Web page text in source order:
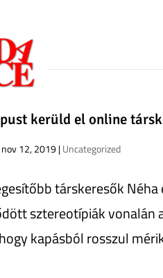
kerüld el online
nov 12, 2019|Uncategorized
társkeresők
sztereotípiák vonalán
kapásból rosszul